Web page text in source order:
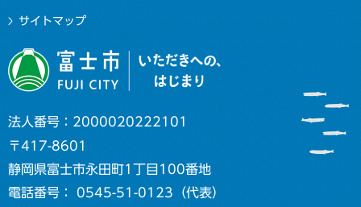
サイトマップ
法人番号：2000020222101
〒417-8601
静岡県富士市永田町1丁目100番地
電話番号： 0545-51-0123（代表）